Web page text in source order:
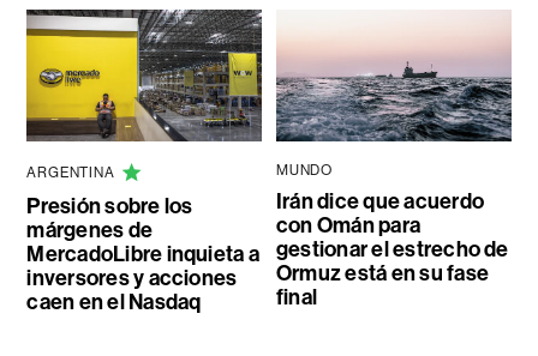
ARGENTINA
Presión sobre los
márgenes de
MercadoLibre inquieta a
inversores y acciones
caen en el Nasdaq
MUNDO
Irán dice que acuerdo
con Omán para
gestionar el estrecho de
Ormuz está en su fase
final